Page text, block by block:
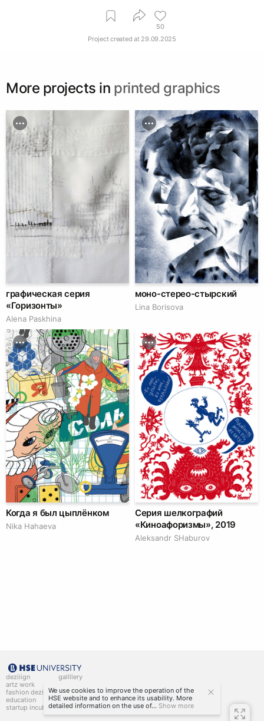
50
Project created at 29.09.2025
More projects in printed graphics
графическая серия
«Горизонты»
Alena Paskhina
моно-стерео-стырский
Lina Borisova
Когда я был цыплёнком
Nika Hahaeva
Серия шелкографий
«Киноафоризмы», 2019
Аleksandr SHaburov
deziiign
artz work
fashion deziiign
education
startup incubator
gallllery
kiiids.art
We use cookies to improve the operation of the
HSE website and to enhance its usability. More
detailed information on the use of... Show more